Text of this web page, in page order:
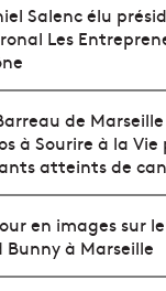
Salenc élu
Les
de
à Sourire à la
atteints de
en images sur
Bunny à Marseille